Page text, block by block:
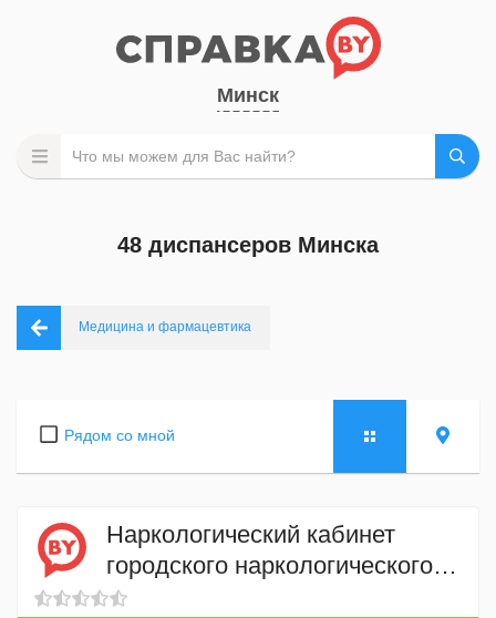
Минск
48 диспансеров Минска
Медицина и фармацевтика
Рядом со мной
Наркологический кабинет
городского наркологического
диспансера